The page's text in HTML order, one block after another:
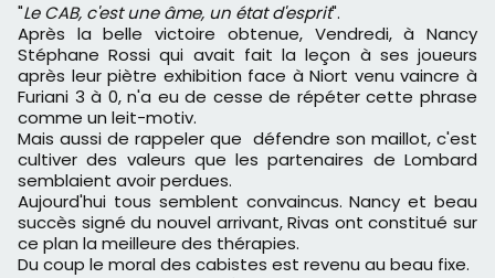
" Le CAB, c'est une âme, un état d'esprit".
Après la belle victoire obtenue, Vendredi, à Nancy
Stéphane Rossi qui avait fait la leçon à ses joueurs
après leur piètre exhibition face à Niort venu vaincre à
Furiani 3 à 0, n'a eu de cesse de répéter cette phrase
comme un leit-motiv.
Mais aussi de rappeler que défendre son maillot, c'est
cultiver des valeurs que les partenaires de Lombard
semblaient avoir perdues.
Aujourd'hui tous semblent convaincus. Nancy et beau
succès signé du nouvel arrivant, Rivas ont constitué sur
ce plan la meilleure des thérapies.
Du coup le moral des cabistes est revenu au beau fixe.